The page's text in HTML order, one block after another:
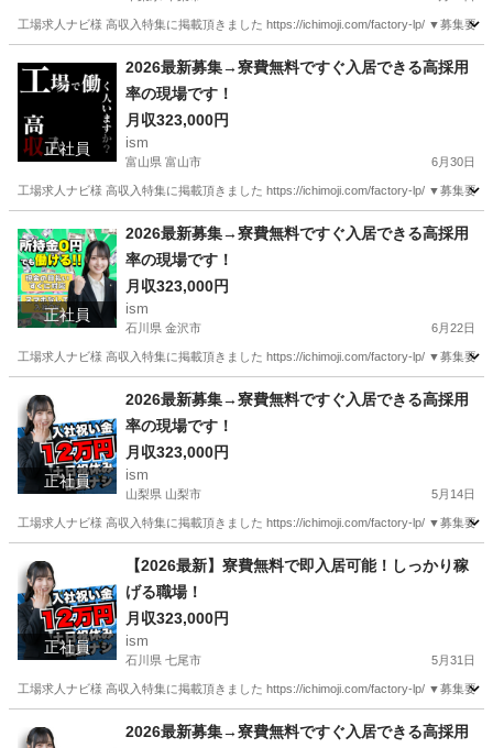
工場求人ナビ様 高収入特集に掲載頂きました https://ichimoji.com/factory-lp/ ▼募集要
工場 最新
正社員
2026最新募集→寮費無料ですぐ入居できる高採用
率の現場です！
月収323,000円
ism
富山県 富山市 6月30日
工場求人ナビ様 高収入特集に掲載頂きました https://ichimoji.com/factory-lp/ ▼募集要
工場 最新
正社員
2026最新募集→寮費無料ですぐ入居できる高採用
率の現場です！
月収323,000円
ism
石川県 金沢市 6月22日
工場求人ナビ様 高収入特集に掲載頂きました https://ichimoji.com/factory-lp/ ▼募集要
工場
正社員
2026最新募集→寮費無料ですぐ入居できる高採用
率の現場です！
月収323,000円
ism
山梨県 山梨市 5月14日
工場求人ナビ様 高収入特集に掲載頂きました https://ichimoji.com/factory-lp/ ▼募集要
正社員
【2026最新】寮費無料で即入居可能！しっかり稼
げる職場！
月収323,000円
ism
石川県 七尾市 5月31日
工場求人ナビ様 高収入特集に掲載頂きました https://ichimoji.com/factory-lp/ ▼募集要
工場 最新
2026最新募集→寮費無料ですぐ入居できる高採用